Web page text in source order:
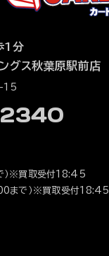
1分
ングス秋葉原駅前店
15
）※買取受付18:45
まで）※買取受付18:45